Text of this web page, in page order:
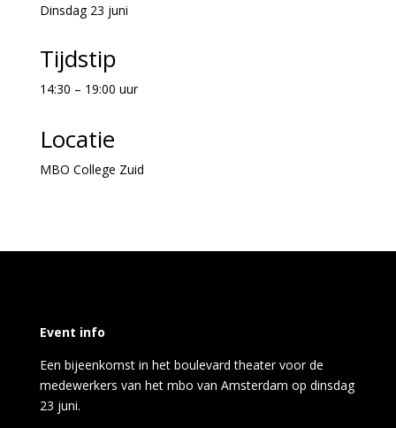
Dinsdag 23 juni
Tijdstip
14:30 – 19:00 uur
Locatie
MBO College Zuid
Event info
Een bijeenkomst in het boulevard theater voor de
medewerkers van het mbo van Amsterdam op dinsdag
23 juni.